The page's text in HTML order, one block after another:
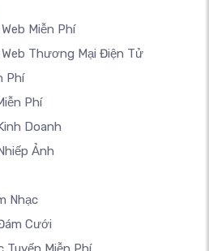
Miễn Phí
Thương Mại Điện Tử
Phí
Phí
Doanh
Ảnh
Nhạc
Cưới